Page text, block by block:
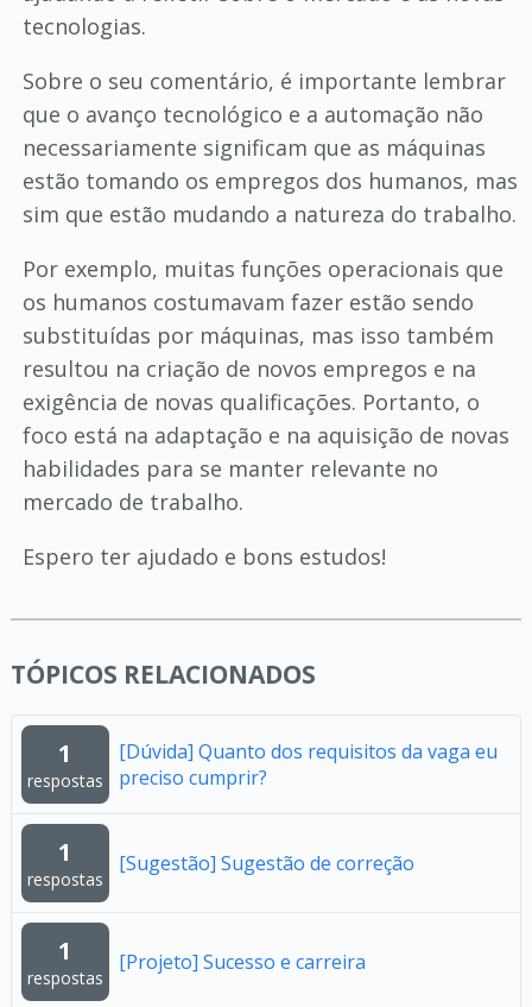
tecnologias.
Sobre o seu comentário, é importante lembrar
que o avanço tecnológico e a automação não
necessariamente significam que as máquinas
estão tomando os empregos dos humanos, mas
sim que estão mudando a natureza do trabalho.
Por exemplo, muitas funções operacionais que
os humanos costumavam fazer estão sendo
substituídas por máquinas, mas isso também
resultou na criação de novos empregos e na
exigência de novas qualificações. Portanto, o
foco está na adaptação e na aquisição de novas
habilidades para se manter relevante no
mercado de trabalho.
Espero ter ajudado e bons estudos!
TÓPICOS RELACIONADOS
1
respostas
[Dúvida] Quanto dos requisitos da vaga eu
preciso cumprir?
1
respostas
[Sugestão] Sugestão de correção
1
respostas
[Projeto] Sucesso e carreira